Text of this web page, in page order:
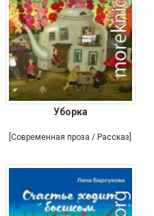
Уборка
[Современная проза / Рассказ]